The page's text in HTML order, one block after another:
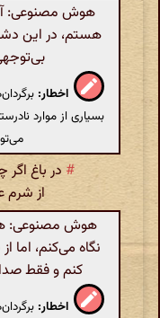
هوش مصنوعی:
هستم، در این
اخطار:
بسیاری از موارد
# در باغ
از شرم
هوش مصنوعی:
نگاه می‌کنم، اما
کنم و فقط
اخطار: